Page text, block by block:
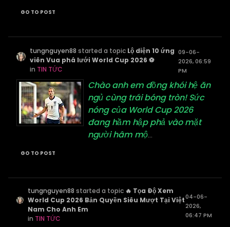
GO TO POST
tungnguyen88 started a topic Lộ diện 10 ứng
viên Vua phá lưới World Cup 2026 ⚽
in TIN TỨC
09-06-
2026, 06:59
PM
Chào anh em đồng khói hệ ăn
ngủ cùng trái bóng tròn! Sức
nóng của World Cup 2026
đang hầm hập phả vào mặt
người hâm mộ...
GO TO POST
tungnguyen88 started a topic 🔥 Tọa Độ Xem
World Cup 2026 Bản Quyền Siêu Mượt Tại Việt
Nam Cho Anh Em
in TIN TỨC
04-06-
2026,
06:47 PM